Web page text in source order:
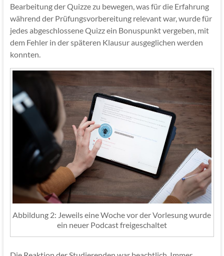
Bearbeitung der Quizze zu bewegen, was für die Erfahrung
während der Prüfungsvorbereitung relevant war, wurde für
jedes abgeschlossene Quizz ein Bonuspunkt vergeben, mit
dem Fehler in der späteren Klausur ausgeglichen werden
konnten.
Abbildung 2: Jeweils eine Woche vor der Vorlesung wurde
ein neuer Podcast freigeschaltet